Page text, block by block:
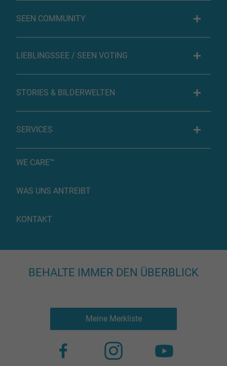
SEEN COMMUNITY
LIEBLINGSSEE / SEEN VOTING
STORIES & BILDERWELTEN
SERVICES
WE CARE™
WAS UNS ANTREIBT
KONTAKT
BEHALTE IMMER DEN ÜBERBLICK
Meine Merkliste